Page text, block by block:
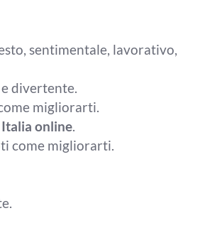
sentimentale, lavorativo,
divertente.
migliorarti.
Italia online.
come migliorarti.